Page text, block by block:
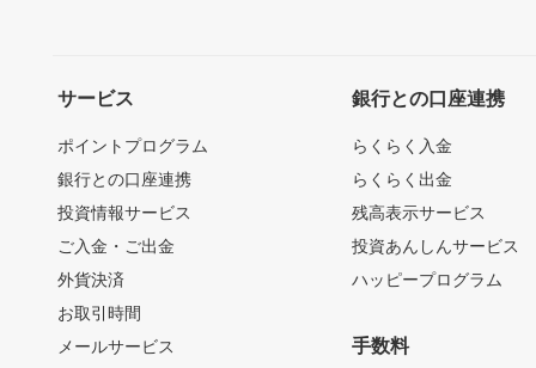
サービス
ポイントプログラム
銀行との口座連携
投資情報サービス
ご入金・ご出金
外貨決済
お取引時間
メールサービス
銀行との口座連携
らくらく入金
らくらく出金
残高表示サービス
投資あんしんサービス
ハッピープログラム
手数料